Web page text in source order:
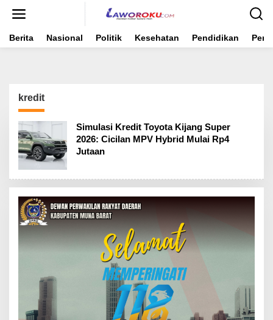
Berita Nasional Politik Kesehatan Pendidikan
kredit
Simulasi Kredit Toyota Kijang Super
2026: Cicilan MPV Hybrid Mulai Rp4
Jutaan